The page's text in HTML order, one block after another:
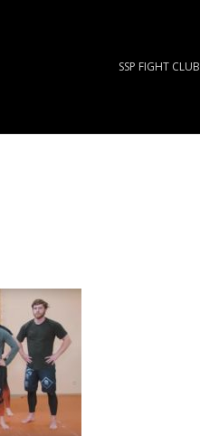
SSP FIGHT CLUB